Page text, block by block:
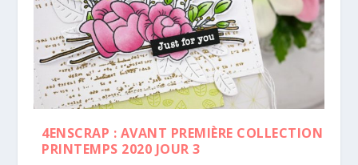
4ENSCRAP : AVANT PREMIÈRE COLLECTION
PRINTEMPS 2020 JOUR 3